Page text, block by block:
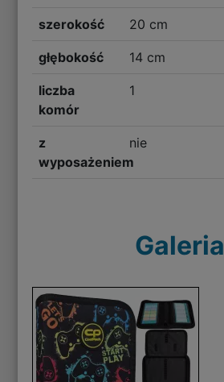
szerokość 20 cm
głębokość 14 cm
liczba
komór
1
z
wyposażeniem
nie
Galeria